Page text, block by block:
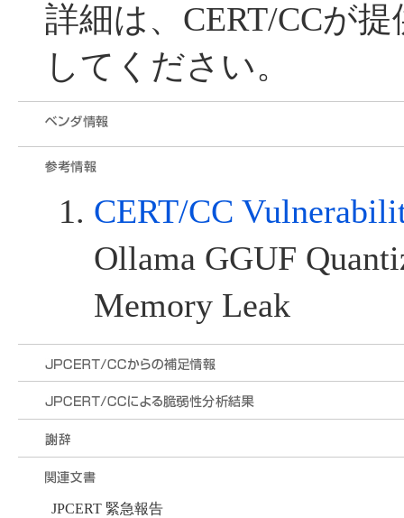
詳細は、CERT/CCが
してください。
CERT/CC
Ollama GGUF
Memory Leak
JPCERT 緊急報告